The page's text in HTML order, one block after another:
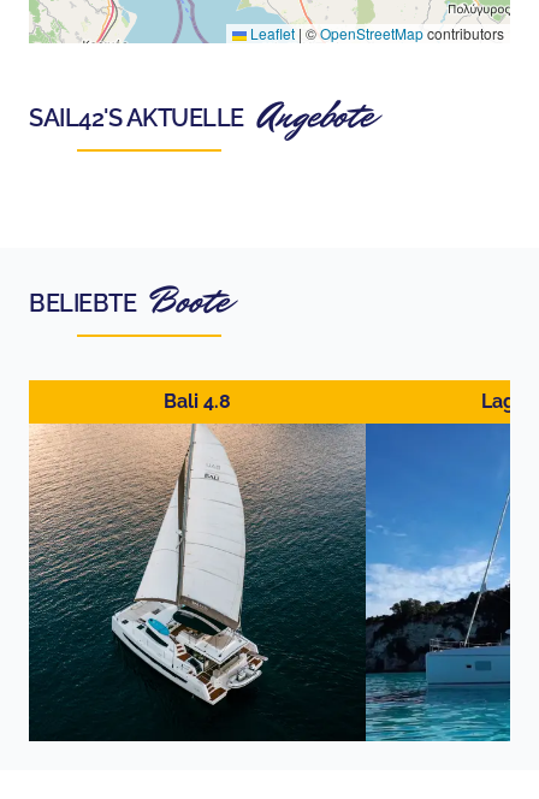
Leaflet | ©OpenStreetMapcontributors
SAIL42'S AKTUELLE Angebote
BELIEBTE Boote
Bali 4.8